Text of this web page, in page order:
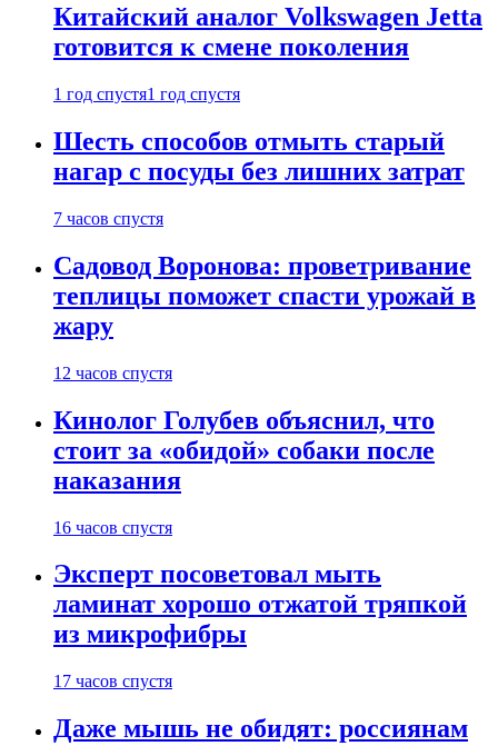
Китайский аналог Volkswagen Jetta
готовится к смене поколения
1 год спустя1 год спустя
Шесть способов отмыть старый
нагар с посуды без лишних затрат
7 часов спустя
Садовод Воронова: проветривание
теплицы поможет спасти урожай в
жару
12 часов спустя
Кинолог Голубев объяснил, что
стоит за «обидой» собаки после
наказания
16 часов спустя
Эксперт посоветовал мыть
ламинат хорошо отжатой тряпкой
из микрофибры
17 часов спустя
Даже мышь не обидят: россиянам